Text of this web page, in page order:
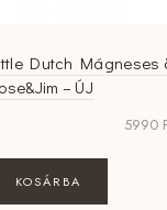
Dutch Mágneses
– ÚJ
5990
KOSÁRBA